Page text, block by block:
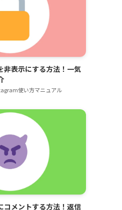
非表示にする方法！一気
使い方マニュアル
コメントする方法！返信